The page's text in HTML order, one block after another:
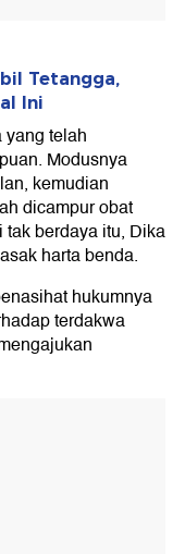
Tetangga,
Ini
telah
Modusnya
kemudian
dicampur obat
berdaya itu, Dika
harta benda.
hukumnya
terdakwa